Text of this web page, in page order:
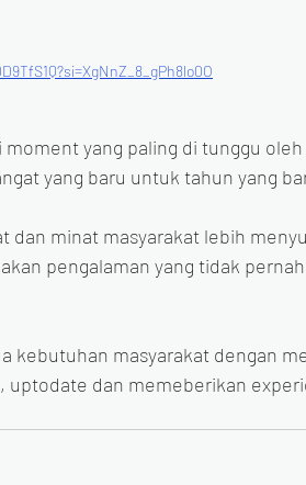
yang paling di tunggu
yang baru untuk tahun yang
dan minat masyarakat lebih
pengalaman yang tidak
kebutuhan masyarakat dengan
uptodate dan memeberikan